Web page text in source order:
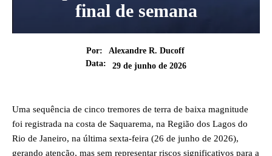
final de semana
Por:
Alexandre R. Ducoff
Data:
29 de junho de 2026
Uma sequência de cinco tremores de terra de baixa magnitude
foi registrada na costa de Saquarema, na Região dos Lagos do
Rio de Janeiro, na última sexta-feira (26 de junho de 2026),
gerando atenção, mas sem representar riscos significativos para a